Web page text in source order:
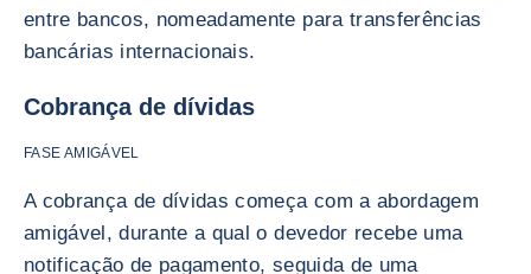
entre bancos, nomeadamente para transferências
bancárias internacionais.
Cobrança de dívidas
FASE AMIGÁVEL
A cobrança de dívidas começa com a abordagem
amigável, durante a qual o devedor recebe uma
notificação de pagamento, seguida de uma